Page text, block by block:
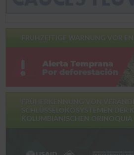
FRÜHZEITIGE WARNUNG VOR
SCHLÜSSELÖKOSYSTEMEN DER
KOLUMBIANISCHEN ORINOQUIA